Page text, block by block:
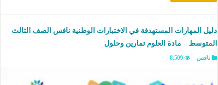
دليل المهارات المستهدفة في الاختبارات الوطنية نافس الصف الثالث
المتوسط – مادة العلوم تمارين وحلول
نافس 8,509